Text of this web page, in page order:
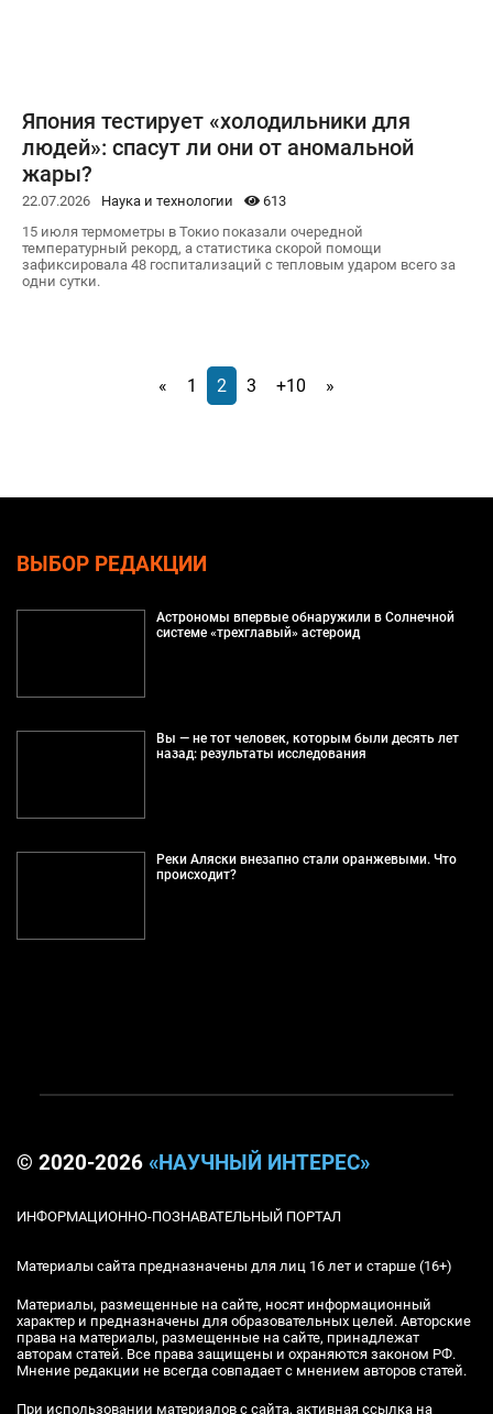
Япония тестирует «холодильники для
людей»: спасут ли они от аномальной
жары?
22.07.2026 Наука и технологии
613
15 июля термометры в Токио показали очередной
температурный рекорд, а статистика скорой помощи
зафиксировала 48 госпитализаций с тепловым ударом всего за
одни сутки.
« 1 2 3 +10 »
ВЫБОР РЕДАКЦИИ
Астрономы впервые обнаружили в Солнечной
системе «трехглавый» астероид
Вы — не тот человек, которым были десять лет
назад: результаты исследования
Реки Аляски внезапно стали оранжевыми. Что
происходит?
© 2020-2026 «НАУЧНЫЙ ИНТЕРЕС»
ИНФОРМАЦИОННО-ПОЗНАВАТЕЛЬНЫЙ ПОРТАЛ
Материалы сайта предназначены для лиц 16 лет и старше (16+)
Материалы, размещенные на сайте, носят информационный
характер и предназначены для образовательных целей. Авторские
права на материалы, размещенные на сайте, принадлежат
авторам статей. Все права защищены и охраняются законом РФ.
Мнение редакции не всегда совпадает с мнением авторов статей.
При использовании материалов с сайта, активная ссылка на